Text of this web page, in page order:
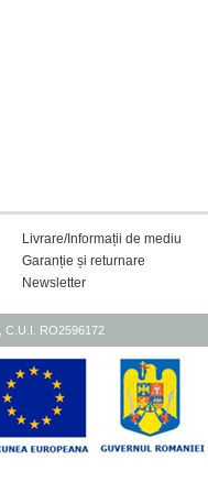
Livrare/Informații de mediu
Garanție și returnare
Newsletter
C.U.I. RO2596172